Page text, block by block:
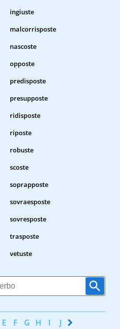
ingiuste
malcorrisposte
nascoste
opposte
predisposte
presupposte
ridisposte
riposte
robuste
scoste
soprapposte
sovraesposte
sovresposte
trasposte
vetuste
E F G H I J K